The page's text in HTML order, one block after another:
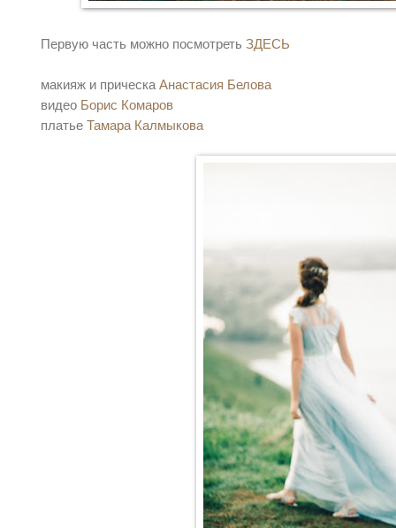
Первую часть можно посмотреть ЗДЕСЬ
макияж и прическа Анастасия Белова
видео Борис Комаров
платье Тамара Калмыкова